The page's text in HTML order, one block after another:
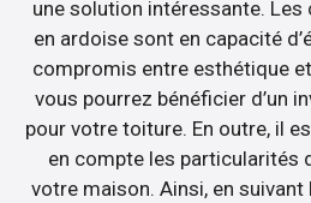
une solution intéressante.
en ardoise sont en capacité
compromis entre esthétique
vous pourrez bénéficier d’un
pour votre toiture. En outre, il
en compte les particularités
votre maison. Ainsi, en